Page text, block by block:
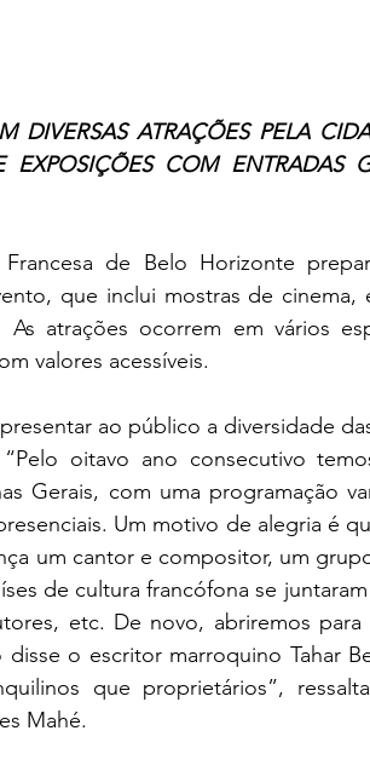
DIVERSAS ATRAÇÕES PELA
COM ENTRADAS
de Belo Horizonte
que inclui mostras de cinema,
atrações ocorrem em vários
valores acessíveis.
ao público a diversidade
oitavo ano consecutivo
Gerais, com uma programação
Um motivo de alegria é
um cantor e compositor, um
de cultura francófona se
etc. De novo, abriremos
o escritor marroquino Tahar
que proprietários”,
Mahé.